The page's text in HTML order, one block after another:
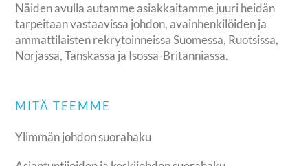
Näiden avulla autamme asiakkaitamme juuri heidän
tarpeitaan vastaavissa johdon, avainhenkilöiden ja
ammattilaisten rekrytoinneissa Suomessa, Ruotsissa,
Norjassa, Tanskassa ja Isossa-Britanniassa.
MITÄ TEEMME
Ylimmän johdon suorahaku